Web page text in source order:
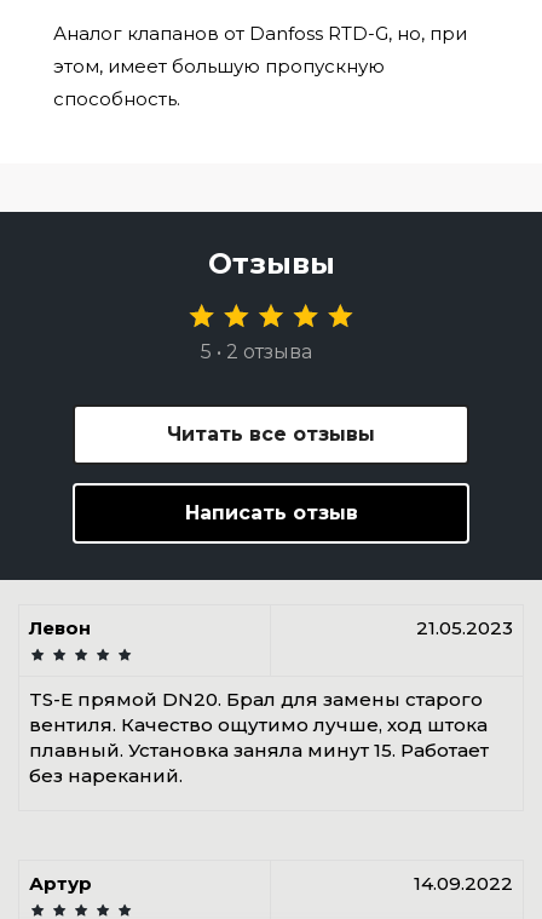
Аналог клапанов от Danfoss RTD-G, но, при
этом, имеет большую пропускную
способность.
Отзывы
5 • 2 отзыва
Читать все отзывы
Написать отзыв
Левон 21.05.2023
TS-E прямой DN20. Брал для замены старого
вентиля. Качество ощутимо лучше, ход штока
плавный. Установка заняла минут 15. Работает
без нареканий.
Артур 14.09.2022